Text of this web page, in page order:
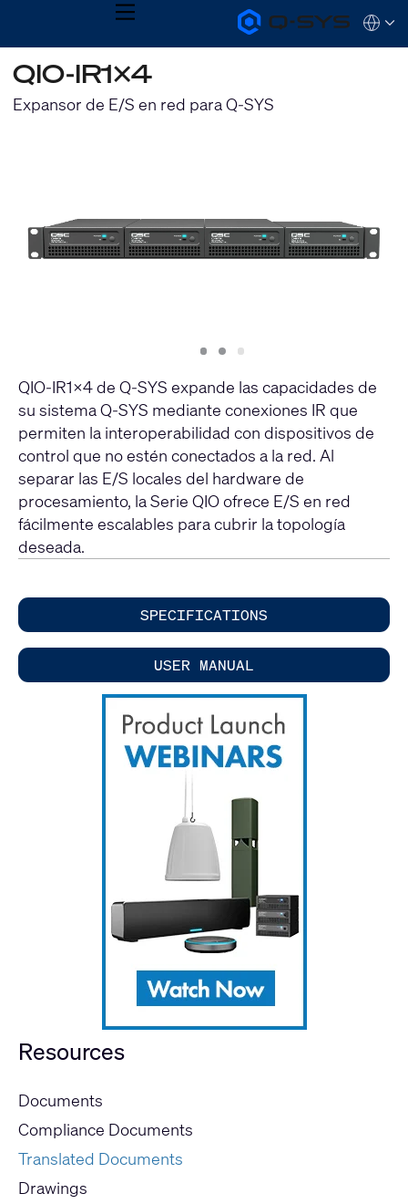
Q-
SYS
MENU
QSYS.com (English)
India (English)
Deutsch
Español
QIO-IR1x4
Expansor de E/S en red para Q-SYS
Slide
1 Slide
2 Slide
3
QIO-IR1x4 de Q-SYS expande las capacidades de
su sistema Q-SYS mediante conexiones IR que
permiten la interoperabilidad con dispositivos de
control que no estén conectados a la red. Al
separar las E/S locales del hardware de
procesamiento, la Serie QIO ofrece E/S en red
fácilmente escalables para cubrir la topología
deseada.
SPECIFICATIONS
USER MANUAL
Resources
Documents
Compliance Documents
Translated Documents
Drawings